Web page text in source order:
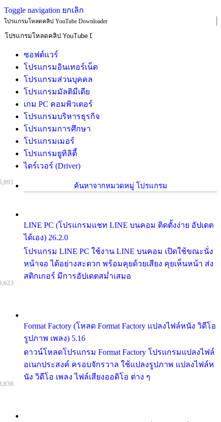
Toggle navigation ยกเลิก
โปรแกรมโหลดคลิป YouTube Downloader
ซอฟต์แวร์
โปรแกรมอินเทอร์เน็ต
โปรแกรมส่วนบุคคล
โปรแกรมมัลติมีเดีย
เกม PC คอมพิวเตอร์
โปรแกรมบริหารธุรกิจ
โปรแกรมการศึกษา
โปรแกรมเมอร์
โปรแกรมยูทิลิตี้
ไดร์เวอร์ (Driver)
ค้นหาจากหมวดหมู่ โปรแกรม
LINE PC (โปรแกรมแชท LINE บนคอม ติดตั้งง่าย อัปเดต
ได้เอง) 26.2.0
โปรแกรม LINE PC ใช้งาน LINE บนคอม เปิดใช้ขณะนั่ง
หน้าจอ ได้อย่างสะดวก พร้อมคุยด้วยเสียง คุยเห็นหน้า ส่ง
สติกเกอร์ มีการอัปเดตสม่ำเสมอ
Format Factory (โหลด Format Factory แปลงไฟล์หนัง วิดีโอ
รูปภาพ เพลง) 5.16
ดาวน์โหลดโปรแกรม Format Factory โปรแกรมแปลงไฟล์
อเนกประสงค์ ครอบจักรวาล ใช้แปลงรูปภาพ แปลงไฟล์ห
นัง วิดีโอ เพลง ไฟล์เสียงออดิโอ ต่าง ๆ